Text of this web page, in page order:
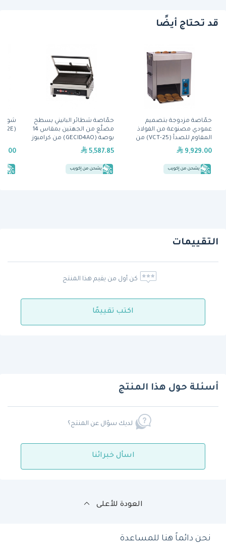
قد تحتاج أيضًا
حمّاصة مزدوجة بتصميم
عمودي مصنوعة من الفولاذ
المقاوم للصدأ (VCT-25) من
آنتونز
9,929.00
يشحن من إكويب
حمَّاصة شطائر البانيني بسطح
مضلَّع من الجهتين بمقاس 14
بوصة (GECID4AO) من كرامبوز
5,587.85
يشحن من إكويب
(JF143-2E) من نيكو
التقييمات
كن أول من يقيم هذا المنتج
اكتب تقييمًا
أسئلة حول هذا المنتج
لديك سؤال عن المنتج؟
اسأل خبرائنا
العودة للأعلى
نحن دائماً هنا للمساعدة